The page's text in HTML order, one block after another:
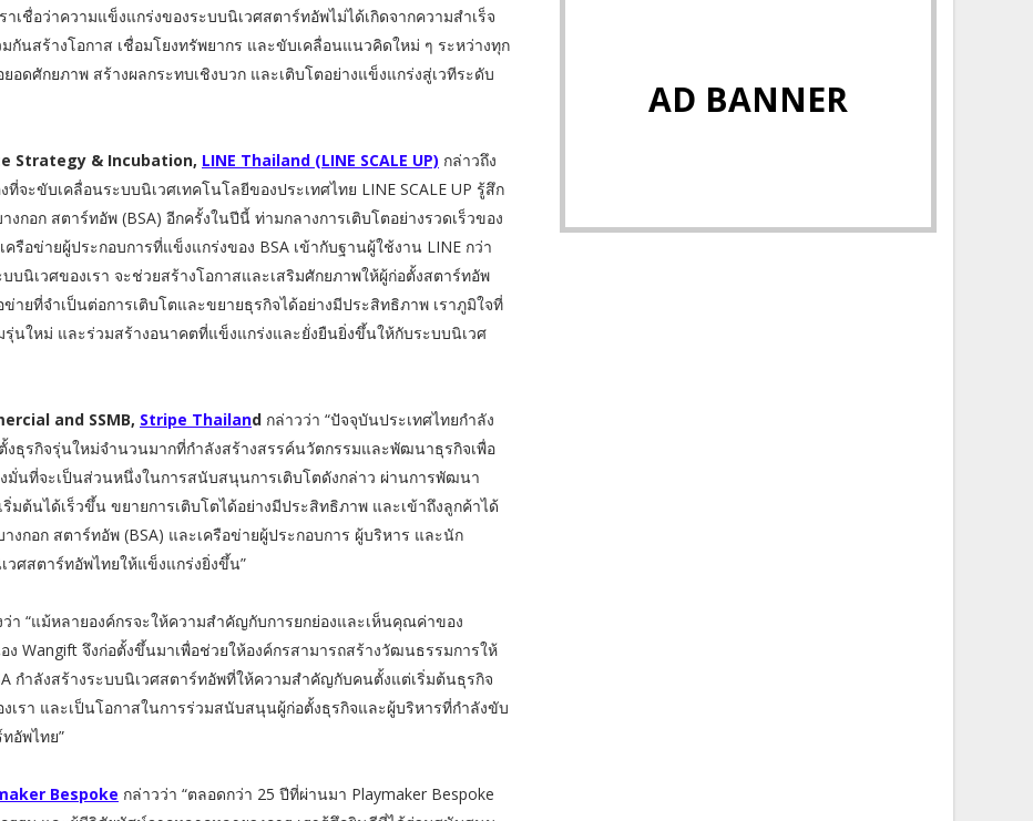
เชื่อว่าความแข็งแกร่งของระบบนิเวศสตาร์ทอัพไม่ได้เกิดจากความสำเร็จ
กันสร้างโอกาส เชื่อมโยงทรัพยากร และขับเคลื่อนแนวคิดใหม่ ๆ ระหว่างทุก
ดศักยภาพ สร้างผลกระทบเชิงบวก และเติบโตอย่างแข็งแกร่งสู่เวทีระดับ
Strategy & Incubation, LINE Thailand (LINE SCALE UP) กล่าวถึง
จะขับเคลื่อนระบบนิเวศเทคโนโลยีของประเทศไทย LINE SCALE UP รู้สึก
กอก สตาร์ทอัพ (BSA) อีกครั้งในปีนี้ ท่ามกลางการเติบโตอย่างรวดเร็วของ
รือข่ายผู้ประกอบการที่แข็งแกร่งของ BSA เข้ากับฐานผู้ใช้งาน LINE กว่า
บนิเวศของเรา จะช่วยสร้างโอกาสและเสริมศักยภาพให้ผู้ก่อตั้งสตาร์ทอัพ
ายที่จำเป็นต่อการเติบโตและขยายธุรกิจได้อย่างมีประสิทธิภาพ เราภูมิใจที่
นใหม่ และร่วมสร้างอนาคตที่แข็งแกร่งและยั่งยืนยิ่งขึ้นให้กับระบบนิเวศ
and SSMB, Stripe Thailand กล่าวว่า “ปัจจุบันประเทศไทยกำลัง
ธุรกิจรุ่นใหม่จำนวนมากที่กำลังสร้างสรรค์นวัตกรรมและพัฒนาธุรกิจเพื่อ
มั่นที่จะเป็นส่วนหนึ่งในการสนับสนุนการเติบโตดังกล่าว ผ่านการพัฒนา
มต้นได้เร็วขึ้น ขยายการเติบโตได้อย่างมีประสิทธิภาพ และเข้าถึงลูกค้าได้
กอก สตาร์ทอัพ (BSA) และเครือข่ายผู้ประกอบการ ผู้บริหาร และนัก
ศสตาร์ทอัพไทยให้แข็งแกร่งยิ่งขึ้น”
า “แม้หลายองค์กรจะให้ความสำคัญกับการยกย่องและเห็นคุณค่าของ
Wangift จึงก่อตั้งขึ้นมาเพื่อช่วยให้องค์กรสามารถสร้างวัฒนธรรมการให้
กำลังสร้างระบบนิเวศสตาร์ทอัพที่ให้ความสำคัญกับคนตั้งแต่เริ่มต้นธุรกิจ
รา และเป็นโอกาสในการร่วมสนับสนุนผู้ก่อตั้งธุรกิจและผู้บริหารที่กำลังขับ
อัพไทย”
Bespoke กล่าวว่า “ตลอดกว่า 25 ปีที่ผ่านมา Playmaker Bespoke
AD BANNER